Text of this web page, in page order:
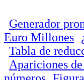
Generador
Euro Millones
Tabla de
Apariciones